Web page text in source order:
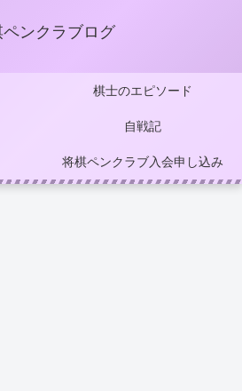
ペンクラブログ
棋士のエピソード
自戦記
将棋ペンクラブ入会申し込み